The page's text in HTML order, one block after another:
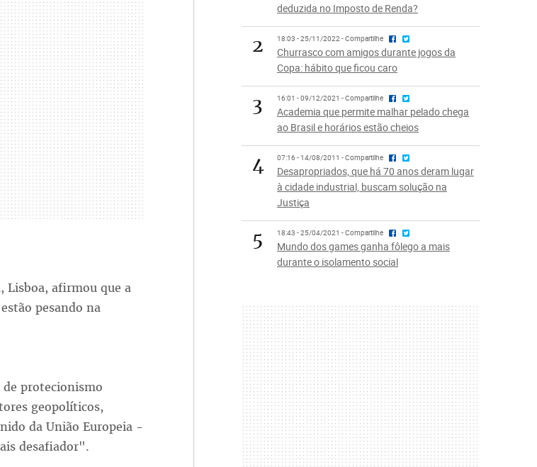
Lisboa, afirmou que a
pesando na
de protecionismo
geopolíticos,
da União Europeia -
desafiador".
deduzida no Imposto de Renda?
2 18:03 - 25/11/2022 - Compartilhe
Churrasco com amigos durante jogos da
Copa: hábito que ficou caro
3 16:01 - 09/12/2021 - Compartilhe
Academia que permite malhar pelado chega
ao Brasil e horários estão cheios
4 07:16 - 14/08/2011 - Compartilhe
Desapropriados, que há 70 anos deram lugar
à cidade industrial, buscam solução na
Justiça
5 18:43 - 25/04/2021 - Compartilhe
Mundo dos games ganha fôlego a mais
durante o isolamento social